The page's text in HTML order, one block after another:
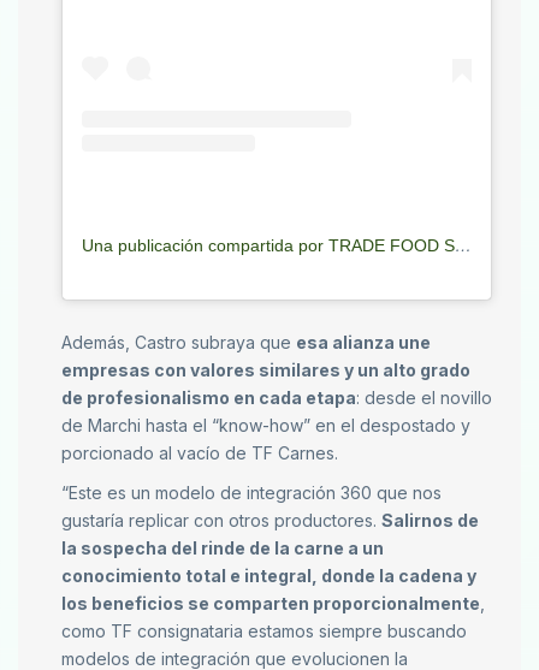
Una publicación compartida por TRADE FOOD S.A. (@tf.consignataria)
Además, Castro subraya que esa alianza une
empresas con valores similares y un alto grado
de profesionalismo en cada etapa: desde el novillo
de Marchi hasta el “know-how” en el despostado y
porcionado al vacío de TF Carnes.
“Este es un modelo de integración 360 que nos
gustaría replicar con otros productores. Salirnos de
la sospecha del rinde de la carne a un
conocimiento total e integral, donde la cadena y
los beneficios se comparten proporcionalmente
como TF consignataria estamos siempre buscando
modelos de integración que evolucionen la